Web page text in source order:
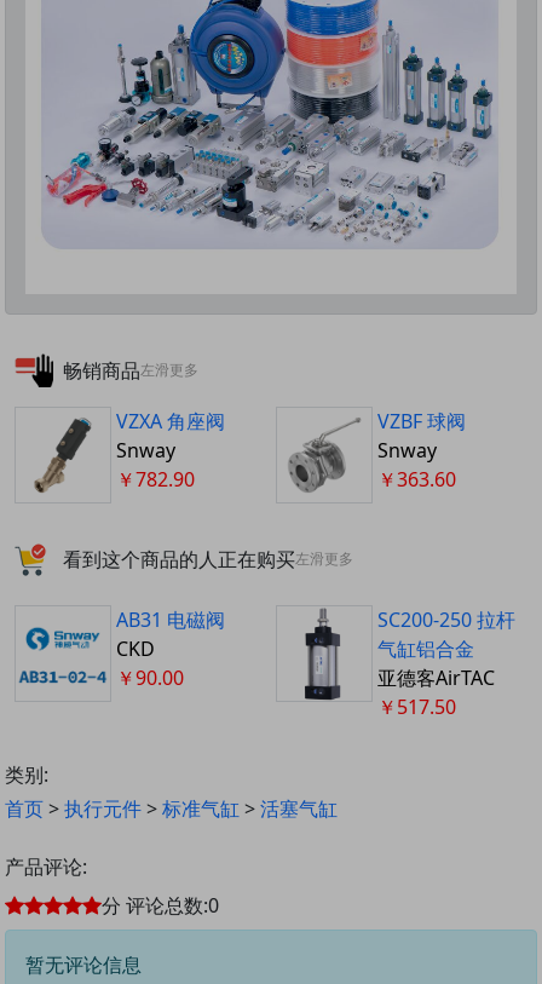
畅销商品左滑更多
VZXA 角座阀
Snway
￥782.90
VZBF 球阀
Snway
￥363.60
看到这个商品的人正在购买左滑更多
AB31 电磁阀
CKD
￥90.00
SC200-250 拉杆
气缸铝合金
亚德客AirTAC
￥517.50
类别:
首页>执行元件>标准气缸 >活塞气缸
产品评论:
分 评论总数:0
暂无评论信息